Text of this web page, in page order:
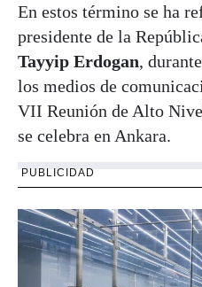
En estos término se ha
presidente de la
Tayyip Erdogan,
los medios de
VII Reunión de Alto
se celebra en Ankara.
PUBLICIDAD